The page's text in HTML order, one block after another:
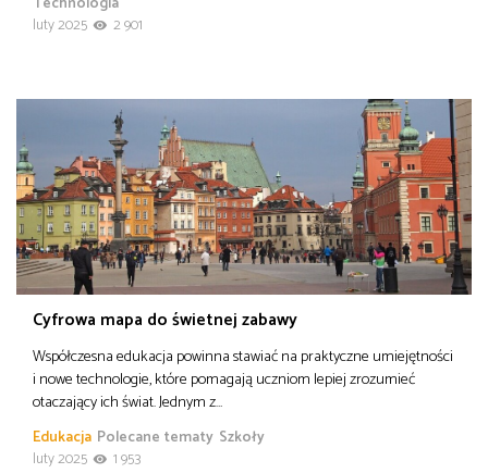
luty 2025
2 901
Cyfrowa mapa do świetnej zabawy
Współczesna edukacja powinna stawiać na praktyczne umiejętności
i nowe technologie, które pomagają uczniom lepiej zrozumieć
otaczający ich świat. Jednym z…
Edukacja Polecane tematy Szkoły
luty 2025
1 953